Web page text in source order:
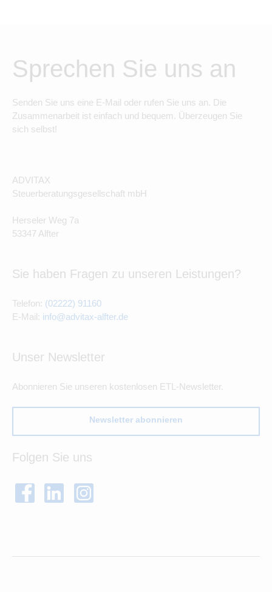
Sprechen Sie uns an
Senden Sie uns eine E-Mail oder rufen Sie uns an. Die
Zusammenarbeit ist einfach und bequem. Überzeugen Sie
sich selbst!
ADVITAX
Steuerberatungsgesellschaft mbH
Herseler Weg 7a
53347 Alfter
Sie haben Fragen zu unseren Leistungen?
Telefon: (02222) 91160
E-Mail: info@advitax-alfter.de
Unser Newsletter
Abonnieren Sie unseren kostenlosen ETL-Newsletter.
Newsletter abonnieren
Folgen Sie uns